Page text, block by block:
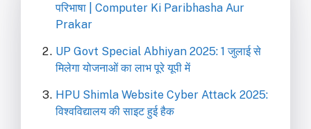
परिभाषा | Computer Ki Paribhasha Aur
Prakar
UP Govt Special Abhiyan 2025: 1 जुलाई से
मिलेगा योजनाओं का लाभ पूरे यूपी में
HPU Shimla Website Cyber Attack 2025:
विश्वविद्यालय की साइट हुई हैक